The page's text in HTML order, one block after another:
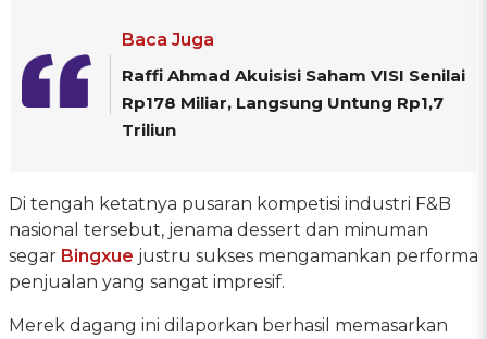
Baca Juga
Raffi Ahmad Akuisisi Saham VISI Senilai
Rp178 Miliar, Langsung Untung Rp1,7
Triliun
Di tengah ketatnya pusaran kompetisi industri F&B
nasional tersebut, jenama dessert dan minuman
segar Bingxue justru sukses mengamankan performa
penjualan yang sangat impresif.
Merek dagang ini dilaporkan berhasil memasarkan